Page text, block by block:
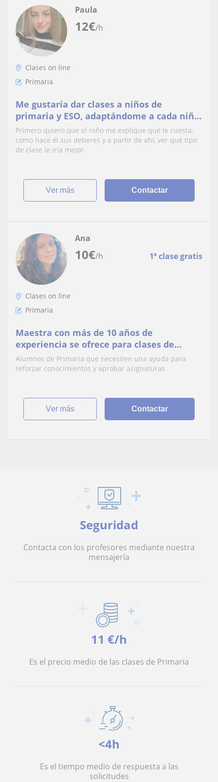
12€/h
Paula
Clases on line
Primaria
Me gustaría dar clases a niños de
primaria y ESO, adaptándome a cada niño,
en las materias necesarias
Primero quiero que el niño me explique qué le cuesta,
como hace él sus deberes y a partir de ahí, ver qué tipo
de clase le iría mejor.
ver más Contactar
10€/h 1ª clase gratis
Ana
Clases on line
Primaria
Maestra con más de 10 años de
experiencia se ofrece para clases de
refuerzo y apoyo de todas las materias
(Primaria)
Alumnos de Primaria que necesiten una ayuda para
reforzar conocimientos y aprobar asignaturas
ver más Contactar
Seguridad
Contacta con los profesores mediante nuestra
mensajería
11 €/h
Es el precio medio de las clases de Primaria
<4h
Es el tiempo medio de respuesta a las
solicitudes